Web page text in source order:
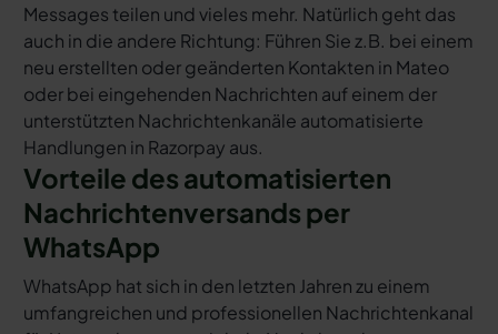
Messages teilen und vieles mehr. Natürlich geht das
auch in die andere Richtung: Führen Sie z.B. bei einem
neu erstellten oder geänderten Kontakten in Mateo
oder bei eingehenden Nachrichten auf einem der
unterstützten Nachrichtenkanäle automatisierte
Handlungen in Razorpay aus.
Vorteile des automatisierten
Nachrichtenversands per
WhatsApp
WhatsApp hat sich in den letzten Jahren zu einem
umfangreichen und professionellen Nachrichtenkanal